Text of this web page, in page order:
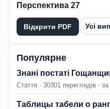
Перспектива 27
Відкрити PDF Усі
Популярне
Знані постаті
Стаття · 30301 переглядів ·
Таблицы табели о